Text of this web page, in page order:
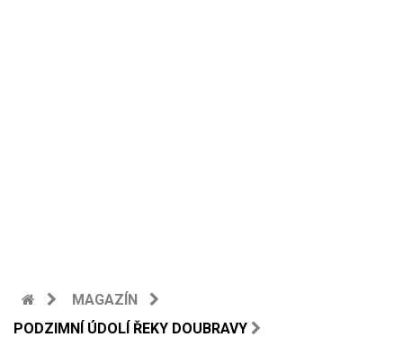
MAGAZÍN
PODZIMNÍ ÚDOLÍ ŘEKY DOUBRAVY